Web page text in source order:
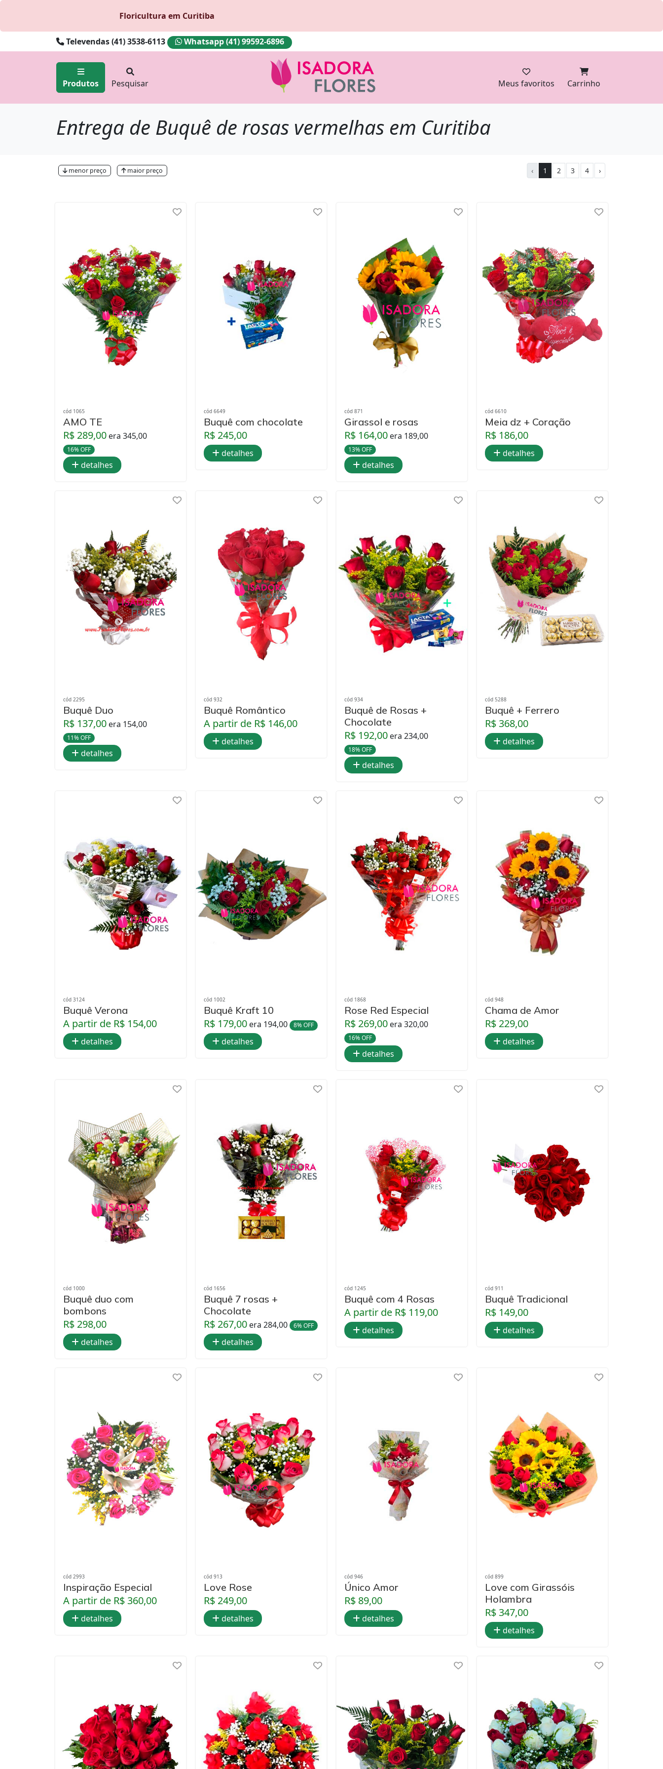
Floricultura em Curitiba
Televendas (41) 3538-6113 Whatsapp (41) 99592-6896
Produtos Pesquisar Meus favoritos Carrinho
Entrega de Buquê de rosas vermelhas em Curitiba
menor preço maior preço ‹ 1 2 3 4 ›
cód 1065
AMO TE
R$ 289,00 era 345,00
16% OFF
detalhes
cód 6649
Buquê com chocolate
R$ 245,00
detalhes
cód 871
Girassol e rosas
R$ 164,00 era 189,00
13% OFF
detalhes
cód 6610
Meia dz + Coração
R$ 186,00
detalhes
cód 2295
Buquê Duo
R$ 137,00 era 154,00
11% OFF
detalhes
cód 932
Buquê Romântico
A partir de R$ 146,00
detalhes
cód 934
Buquê de Rosas +
Chocolate
R$ 192,00 era 234,00
18% OFF
detalhes
cód 5288
Buquê + Ferrero
R$ 368,00
detalhes
cód 3124
Buquê Verona
A partir de R$ 154,00
detalhes
cód 1002
Buquê Kraft 10
R$ 179,00 era 194,00 8% OFF
detalhes
cód 1868
Rose Red Especial
R$ 269,00 era 320,00
16% OFF
detalhes
cód 948
Chama de Amor
R$ 229,00
detalhes
cód 1000
Buquê duo com
bombons
R$ 298,00
detalhes
cód 1656
Buquê 7 rosas +
Chocolate
R$ 267,00 era 284,00 6% OFF
detalhes
cód 1245
Buquê com 4 Rosas
A partir de R$ 119,00
detalhes
cód 911
Buquê Tradicional
R$ 149,00
detalhes
cód 2993
Inspiração Especial
A partir de R$ 360,00
detalhes
cód 913
Love Rose
R$ 249,00
detalhes
cód 946
Único Amor
R$ 89,00
detalhes
cód 899
Love com Girassóis
Holambra
R$ 347,00
detalhes